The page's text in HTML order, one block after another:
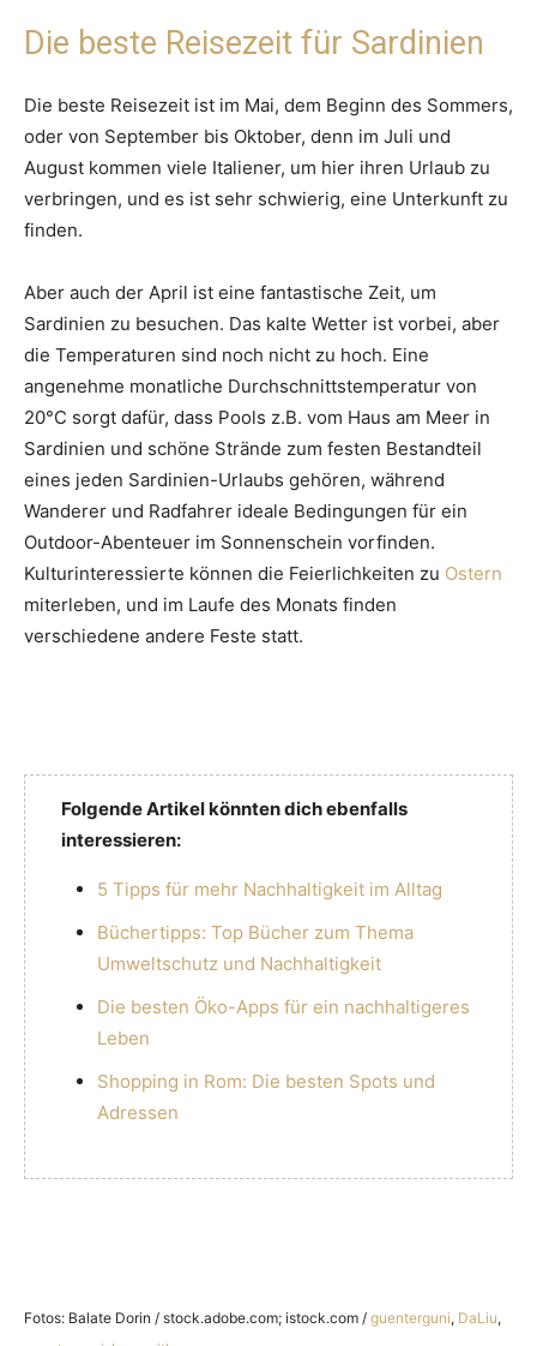
Die beste Reisezeit für Sardinien
Die beste Reisezeit ist im Mai, dem Beginn des Sommers,
oder von September bis Oktober, denn im Juli und
August kommen viele Italiener, um hier ihren Urlaub zu
verbringen, und es ist sehr schwierig, eine Unterkunft zu
finden.
Aber auch der April ist eine fantastische Zeit, um
Sardinien zu besuchen. Das kalte Wetter ist vorbei, aber
die Temperaturen sind noch nicht zu hoch. Eine
angenehme monatliche Durchschnittstemperatur von
20°C sorgt dafür, dass Pools z.B. vom Haus am Meer in
Sardinien und schöne Strände zum festen Bestandteil
eines jeden Sardinien-Urlaubs gehören, während
Wanderer und Radfahrer ideale Bedingungen für ein
Outdoor-Abenteuer im Sonnenschein vorfinden.
Kulturinteressierte können die Feierlichkeiten zu Ostern
miterleben, und im Laufe des Monats finden
verschiedene andere Feste statt.
Folgende Artikel könnten dich ebenfalls
interessieren:
5 Tipps für mehr Nachhaltigkeit im Alltag
Büchertipps: Top Bücher zum Thema
Umweltschutz und Nachhaltigkeit
Die besten Öko-Apps für ein nachhaltigeres
Leben
Shopping in Rom: Die besten Spots und
Adressen
Fotos: Balate Dorin / stock.adobe.com; istock.com / guenterguni, DaLiu,